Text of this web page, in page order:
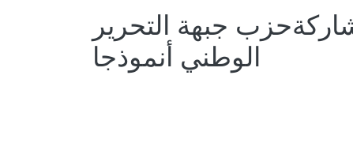
جبهة التحرير
الوطني أنموذجا